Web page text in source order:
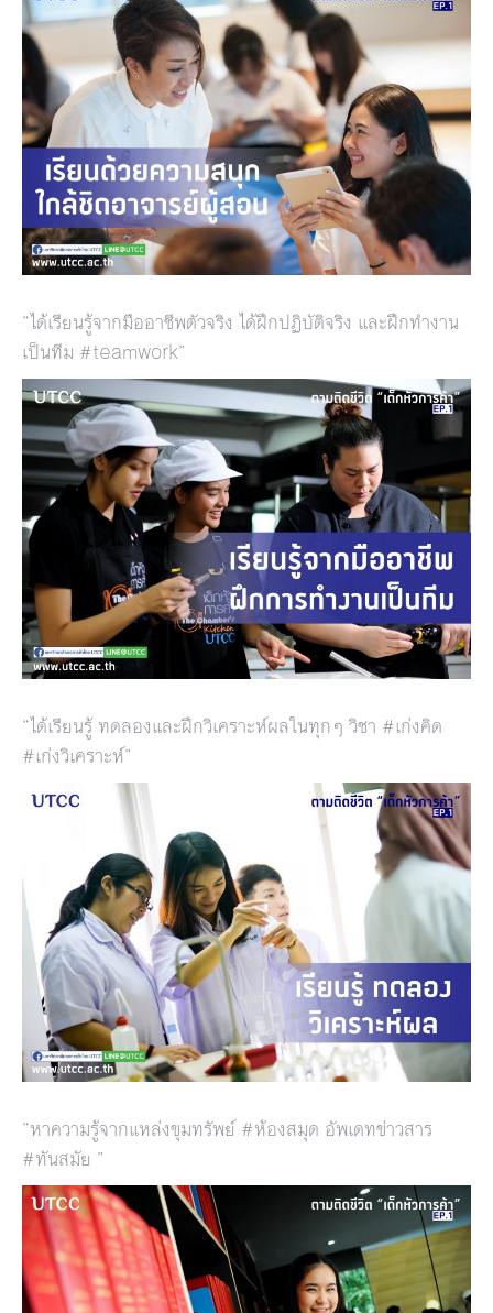
“ได้เรียนรู้จากมืออาชีพตัวจริง ได้ฝึกปฏิบัติจริง และฝึกทำงาน
เป็นทีม #teamwork”
“ได้เรียนรู้ ทดลองและฝึกวิเคราะห์ผลในทุกๆ วิชา #เก่งคิด
#เก่งวิเคราะห์”
“หาความรู้จากแหล่งขุมทรัพย์ #ห้องสมุด อัพเดทข่าวสาร
#ทันสมัย ”